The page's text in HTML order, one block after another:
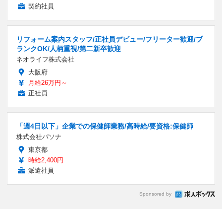
契約社員
リフォーム案内スタッフ/正社員デビュー/フリーター歓迎/ブ
ランクOK/人柄重視/第二新卒歓迎
ネオライフ株式会社
大阪府
月給26万円～
正社員
「週4日以下」企業での保健師業務/高時給/要資格:保健師
株式会社パソナ
東京都
時給2,400円
派遣社員
Sponsored by